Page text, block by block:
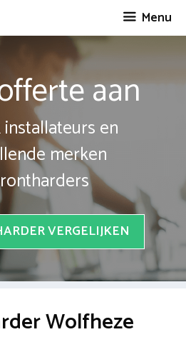
Menu
aan
en
merken
VERGELIJKEN
Wolfheze